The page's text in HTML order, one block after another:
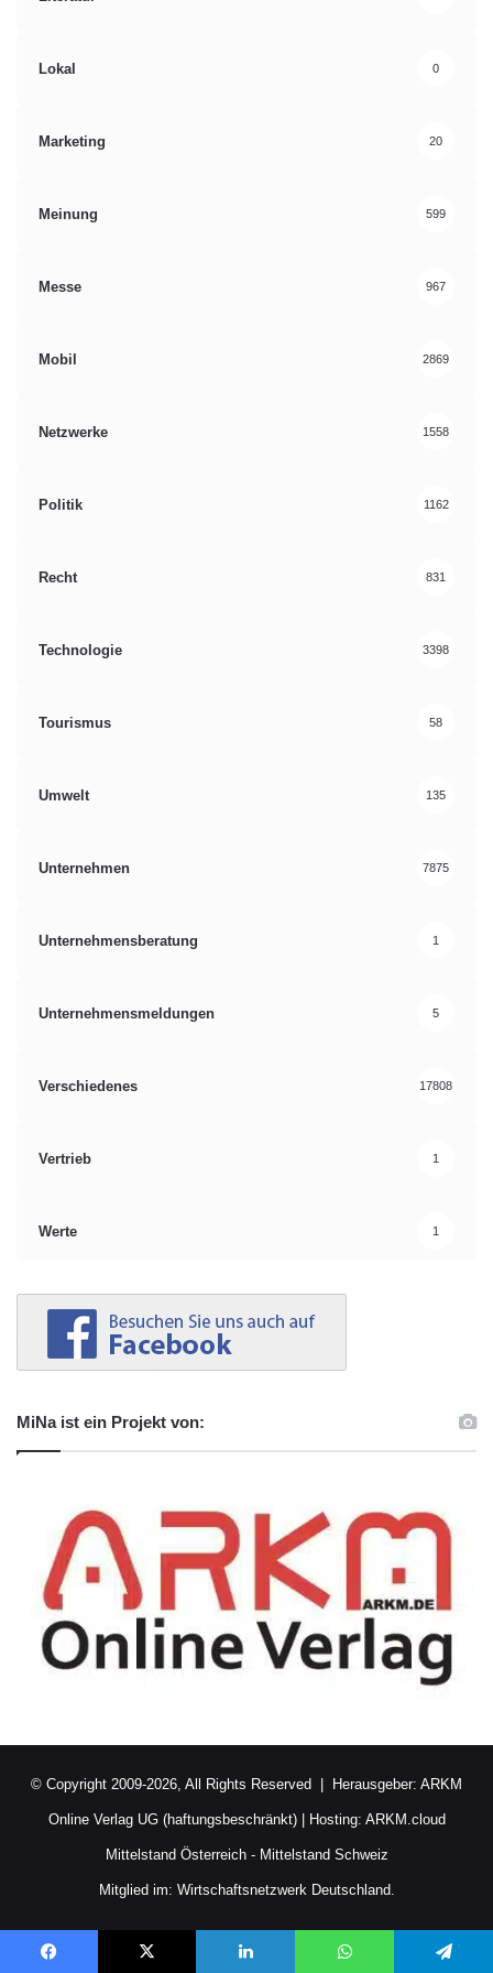
Lokal 0
Marketing 20
Meinung 599
Messe 967
Mobil 2869
Netzwerke 1558
Politik 1162
Recht 831
Technologie 3398
Tourismus 58
Umwelt 135
Unternehmen 7875
Unternehmensberatung 1
Unternehmensmeldungen 5
Verschiedenes 17808
Vertrieb 1
Werte 1
MiNa ist ein Projekt von:
© Copyright 2009-2026, All Rights Reserved | Herausgeber: ARKM
Online Verlag UG (haftungsbeschränkt)| Hosting: ARKM.cloud
Mittelstand Österreich- Mittelstand Schweiz
Mitglied im: Wirtschaftsnetzwerk Deutschland.